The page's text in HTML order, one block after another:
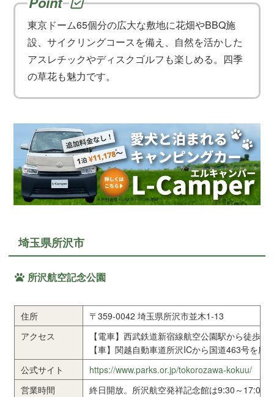
東京ドーム65個分の広大な敷地に花畑やBBQ施
設、サイクリングコースを備え、自然を活かした
アスレチックやディスクゴルフも楽しめる。四季
の草花も魅力です。
埼玉県所沢市
所沢航空記念公園
住所
〒359-0042 埼玉県所沢市並木1-13
アクセス
【電車】西武鉄道新宿線航空公園駅から徒歩す
【車】関越自動車道所沢ICから国道463号を所
公式サイト
https://www.parks.or.jp/tokorozawa-kokuu/
営業時間
終日開放。所沢航空発祥記念館は9:30～17:00